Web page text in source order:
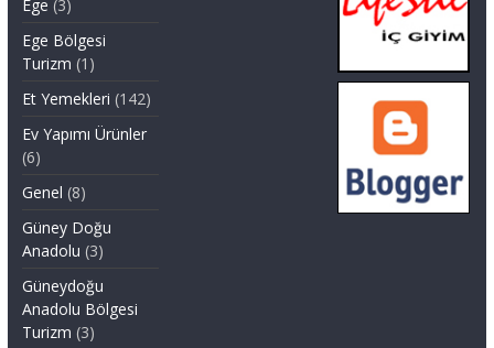
Ege (3)
Ege Bölgesi
Turizm (1)
Et Yemekleri (142)
Ev Yapımı Ürünler
(6)
Genel (8)
Güney Doğu
Anadolu (3)
Güneydoğu
Anadolu Bölgesi
Turizm (3)